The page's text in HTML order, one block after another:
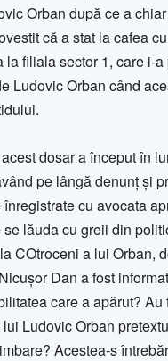
Orban după ce a
că a stat la cafea
la filiala sector 1, care i-
Ludovic Orban când
dosar a început în
pe lângă denunț și
cu avocata
se lăuda cu greii din
COtroceni a lui Orban,
Dan a fost
care a apărut?
Ludovic Orban
Acestea-s